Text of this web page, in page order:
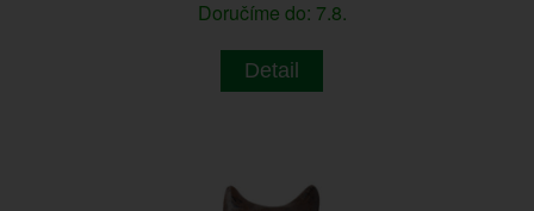
Doručíme do: 7.8.
Detail